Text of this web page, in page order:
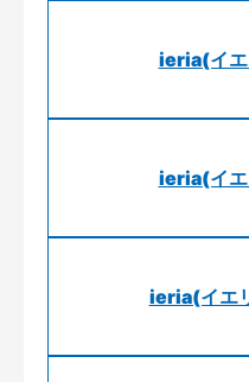
ieria(イエ
ieria(イエ
ieria(イエ